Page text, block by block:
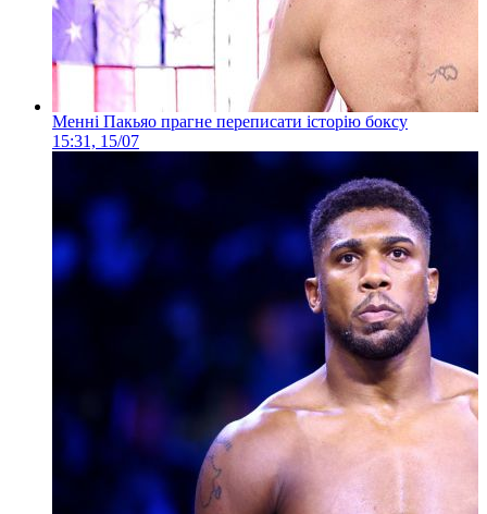
Менні Пакьяо прагне переписати історію боксу
15:31, 15/07